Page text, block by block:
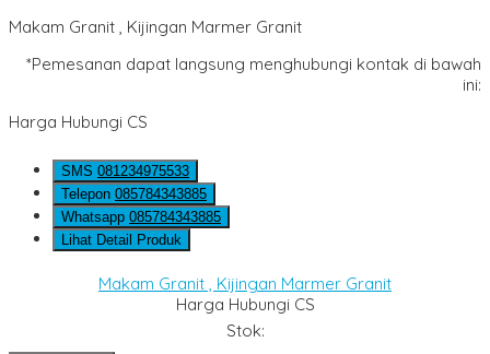
Makam Granit , Kijingan Marmer Granit
*Pemesanan dapat langsung menghubungi kontak di bawah
ini:
Harga Hubungi CS
SMS 081234975533
Telepon 085784343885
Whatsapp 085784343885
Lihat Detail Produk
Makam Granit , Kijingan Marmer Granit
Harga Hubungi CS
Stok: